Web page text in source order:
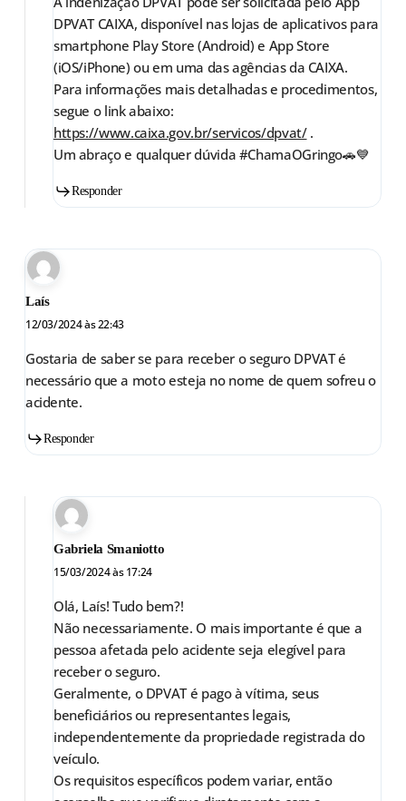
DPVAT CAIXA, disponível nas lojas de aplicativos para
smartphone Play Store (Android) e App Store
(iOS/iPhone) ou em uma das agências da CAIXA.
Para informações mais detalhadas e procedimentos,
segue o link abaixo:
https://www.caixa.gov.br/servicos/dpvat/.
Um abraço e qualquer dúvida #ChamaOGringo🚗💙
Responder
Laís
12/03/2024 às 22:43
Gostaria de saber se para receber o seguro DPVAT é
necessário que a moto esteja no nome de quem sofreu o
acidente.
Responder
Gabriela Smaniotto
15/03/2024 às 17:24
Olá, Laís! Tudo bem?!
Não necessariamente. O mais importante é que a
pessoa afetada pelo acidente seja elegível para
receber o seguro.
Geralmente, o DPVAT é pago à vítima, seus
beneficiários ou representantes legais,
independentemente da propriedade registrada do
veículo.
Os requisitos específicos podem variar, então